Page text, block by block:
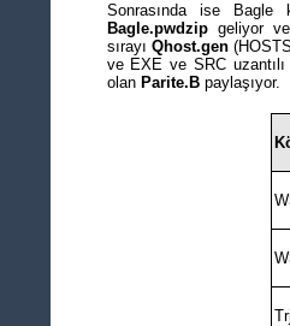
Sonrasında ise Bagle
Bagle.pwdzip geliyor
sırayıQhost.gen
ve EXE ve SRC
olan Parite.Bpaylaşıyor.